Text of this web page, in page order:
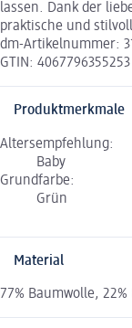
lassen. Dank der
praktische und
dm-Artikelnummer:
GTIN: 4067796355253
Produktmerkmale
Altersempfehlung:
Baby
Grundfarbe:
Grün
Material
77% Baumwolle,